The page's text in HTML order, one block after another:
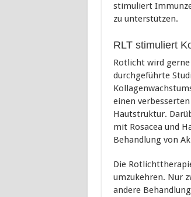
stimuliert
zu unterstützen.
RLT stimuliert
Rotlicht wird
durchgeführte
einen
Hautstruktur.
mit Rosacea und
Behandlung von
Die
umzukehren. Nur
andere